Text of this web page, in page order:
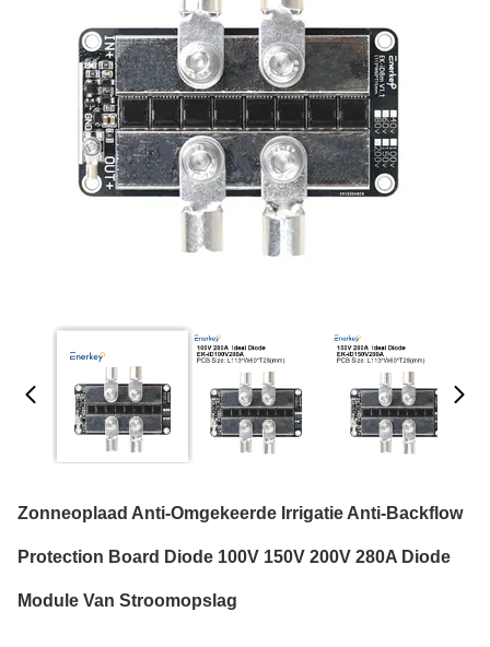
Zonneoplaad Anti-Omgekeerde Irrigatie Anti-Backflow
Protection Board Diode 100V 150V 200V 280A Diode
Module Van Stroomopslag